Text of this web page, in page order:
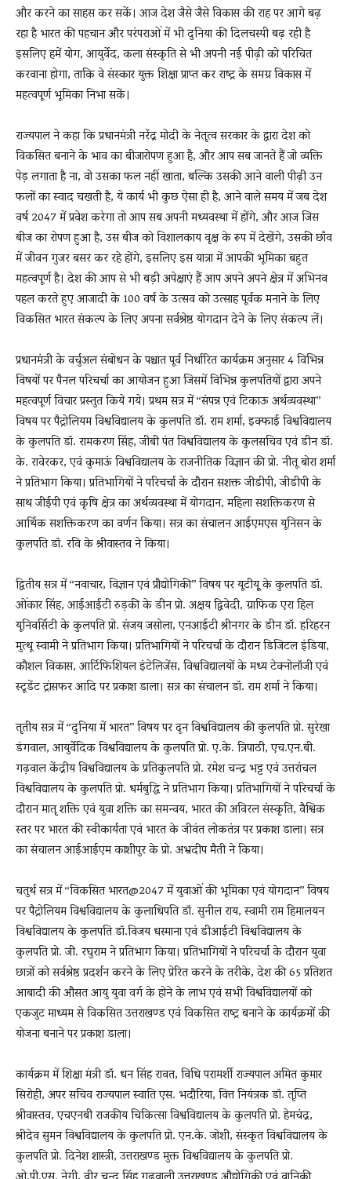
और करने का साहस कर सकें। आज देश जैसे जैसे विकास की राह पर आगे बढ़
रहा है भारत की पहचान और परंपराओं में भी दुनिया की दिलचस्पी बढ़ रही है
इसलिए हमें योग, आयुर्वेद, कला संस्कृति से भी अपनी नई पीढ़ी को परिचित
करवाना होगा, ताकि वे संस्कार युक्त शिक्षा प्राप्त कर राष्ट्र के समग्र विकास में
महत्वपूर्ण भूमिका निभा सकें।
राज्यपाल ने कहा कि प्रधानमंत्री नरेंद्र मोदी के नेतृत्व सरकार के द्वारा देश को
विकसित बनाने के भाव का बीजारोपण हुआ है, और आप सब जानते हैं जो व्यक्ति
पेड़ लगाता है ना, वो उसका फल नहीं खाता, बल्कि उसकी आने वाली पीढ़ी उन
फलों का स्वाद चखती है, ये कार्य भी कुछ ऐसा ही है, आने वाले समय में जब देश
वर्ष 2047 में प्रवेश करेगा तो आप सब अपनी मध्यवस्था में होंगे, और आज जिस
बीज का रोपण हुआ है, उस बीज को विशालकाय वृक्ष के रूप में देखेंगे, उसकी छाँव
में जीवन गुजर बसर कर रहे होंगे, इसलिए इस यात्रा में आपकी भूमिका बहुत
महत्वपूर्ण है। देश की आप से भी बड़ी अपेक्षाएं हैं आप अपने अपने क्षेत्र में अभिनव
पहल करते हुए आजादी के 100 वर्ष के उत्सव को उत्साह पूर्वक मनाने के लिए
विकसित भारत संकल्प के लिए अपना सर्वश्रेष्ठ योगदान देने के लिए संकल्प लें।
प्रधानमंत्री के वर्चुअल संबोधन के पश्चात पूर्व निर्धारित कार्यक्रम अनुसार 4 विभिन्न
विषयों पर पैनल परिचर्चा का आयोजन हुआ जिसमें विभिन्न कुलपतियों द्वारा अपने
महत्वपूर्ण विचार प्रस्तुत किये गये। प्रथम सत्र में ‘‘संपन्न एवं टिकाऊ अर्थव्यवस्था’’
विषय पर पैट्रोलियम विश्वविद्यालय के कुलपति डॉ. राम शर्मा, इक्फाई विश्वविद्यालय
के कुलपति डॉ. रामकरण सिंह, जीबी पंत विश्वविद्यालय के कुलसचिव एवं डीन डॉ.
के. रावेरकर, एवं कुमाऊं विश्वविद्यालय के राजनीतिक विज्ञान की प्रो. नीतू बोरा शर्मा
ने प्रतिभाग किया। प्रतिभागियों ने परिचर्चा के दौरान सशक्त जीडीपी, जीडीपी के
साथ जीईपी एवं कृषि क्षेत्र का अर्थव्यवस्था में योगदान, महिला सशक्तिकरण से
आर्थिक सशक्तिकरण का वर्णन किया। सत्र का संचालन आईएमएस यूनिसन के
कुलपति डॉ. रवि के श्रीवास्तव ने किया।
द्वितीय सत्र में ‘‘नवाचार, विज्ञान एवं प्रौद्योगिकी’’ विषय पर यूटीयूू के कुलपति डॉ.
ओंकार सिंह, आईआईटी रुड़की के डीन प्रो. अक्षय द्विवेदी, ग्राफिक एरा हिल
यूनिवर्सिटी के कुलपति प्रो. संजय जसोला, एनआईटी श्रीनगर के डीन डॉ. हरिहरन
मुत्थू स्वामी ने प्रतिभाग किया। प्रतिभागियों ने परिचर्चा के दौरान डिजिटल इंडिया,
कौशल विकास, आर्टिफिशियल इंटेलिजेंस, विश्वविद्यालयों के मध्य टेक्नोलॉजी एवं
स्टूडेंट ट्रांसफर आदि पर प्रकाश डाला। सत्र का संचालन डॉ. राम शर्मा ने किया।
तृतीय सत्र में ‘‘दुनिया में भारत’’ विषय पर दून विश्वविद्यालय की कुलपति प्रो. सुरेखा
डंगवाल, आयुर्वेदिक विश्वविद्यालय के कुलपति प्रो. ए.के. त्रिपाठी, एच.एन.बी.
गढ़वाल केंद्रीय विश्वविद्यालय के प्रतिकुलपति प्रो. रमेश चन्द्र भट्ट एवं उत्तरांचल
विश्वविद्यालय के कुलपति प्रो. धर्मबुद्धि ने प्रतिभाग किया। प्रतिभागियों ने परिचर्चा के
दौरान मातृ शक्ति एवं युवा शक्ति का समन्वय, भारत की अविरल संस्कृति, वैश्विक
स्तर पर भारत की स्वीकार्यता एवं भारत के जीवंत लोकतंत्र पर प्रकाश डाला। सत्र
का संचालन आईआईएम काशीपुर के प्रो. अभ्रदीप मैती ने किया।
चतुर्थ सत्र में ‘‘विकसित भारत@2047 में युवाओं की भूमिका एवं योगदान’’ विषय
पर पैट्रोलियम विश्वविद्यालय के कुलाधिपति डॉ. सुनील राय, स्वामी राम हिमालयन
विश्वविद्यालय के कुलपति डॉ.विजय धस्माना एवं डीआईटी विश्वविद्यालय के
कुलपति प्रो. जी. रघुराम ने प्रतिभाग किया। प्रतिभागियों ने परिचर्चा के दौरान युवा
छात्रों को सर्वश्रेष्ठ प्रदर्शन करने के लिए प्रेरित करने के तरीके, देश की 65 प्रतिशत
आबादी की औसत आयु युवा वर्ग के होने के लाभ एवं सभी विश्वविद्यालयों को
एकजुट माध्यम से विकसित उत्तराखण्ड एवं विकसित राष्ट्र बनाने के कार्यक्रमों की
योजना बनाने पर प्रकाश डाला।
कार्यक्रम में शिक्षा मंत्री डॉ. धन सिंह रावत, विधि परामर्शी राज्यपाल अमित कुमार
सिरोही, अपर सचिव राज्यपाल स्वाति एस. भदौरिया, वित्त नियंत्रक डॉ. तृप्ति
श्रीवास्तव, एचएनबी राजकीय चिकित्सा विश्वविद्यालय के कुलपति प्रो. हेमचंद्र,
श्रीदेव सुमन विश्वविद्यालय के कुलपति प्रो. एन.के. जोशी, संस्कृत विश्वविद्यालय के
कुलपति प्रो. दिनेश शास्त्री, उत्तराखण्ड मुक्त विश्वविद्यालय के कुलपति प्रो.